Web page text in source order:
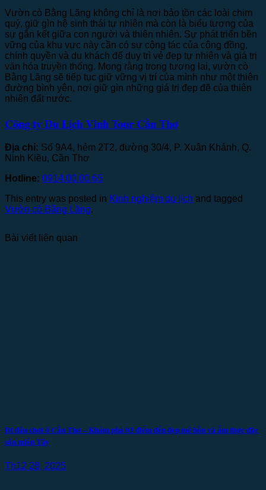
Vườn cò Bằng Lăng không chỉ là nơi bảo tồn các loài chim
quý, giữ gìn hệ sinh thái tự nhiên mà còn là biểu tượng của
sự gắn kết giữa con người và thiên nhiên. Sự phát triển bền
vững của khu vực này cần có sự cộng tác của cộng đồng,
chính quyền và du khách để duy trì vẻ đẹp tự nhiên và giá trị
văn hóa truyền thống. Mong rằng trong tương lai, vườn cò
Bằng Lăng sẽ tiếp tục giữ vững vị trí của mình như một thiên
đường bình yên, nơi giữ gìn những giá trị đẹp đẽ của thiên
nhiên đất nước.
Công ty Du Lịch Vinh Tour Cần Thơ
Địa chỉ: Số 9A4, hẻm 2T2, đường 30/4, P. Xuân Khánh, Q.
Ninh Kiều, Cần Thơ
Hotline: 0914.00.00.65
This entry was posted in Kinh nghiệm du lịch and tagged
Vườn cò Bằng Lăng.
Bài viết liên quan
Đi đâu chơi ở Cần Thơ – Khám phá 03 điểm đến đẹp mê hồn và ẩm thực đặc
sản miền Tây
Th12 28, 2025